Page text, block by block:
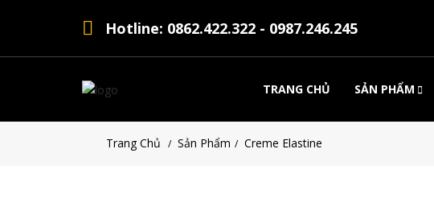
Hotline: 0862.422.322 - 0987.246.245
TRANG CHỦ SẢN PHẨM
Trang Chủ / Sản Phẩm / Creme Elastine